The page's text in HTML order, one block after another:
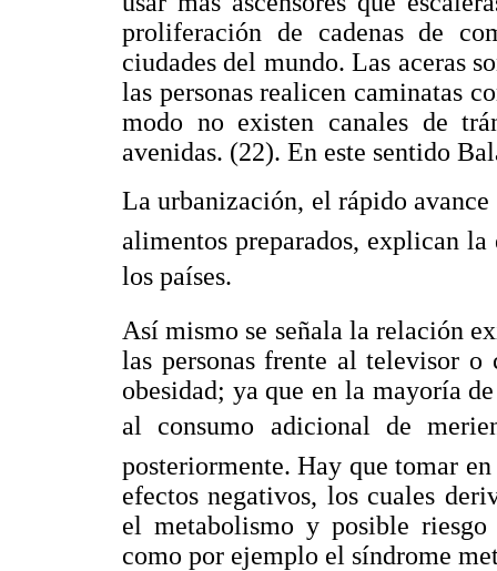
proliferación de cadenas de
ciudades del mundo. Las aceras
las personas realicen caminatas
modo no existen canales de
avenidas. (22). En este sentido
La urbanización, el rápido
alimentos preparados, explican
los países.
Así mismo se señala la relación
las personas frente al televisor
obesidad; ya que en la mayoría
al consumo adicional de
posteriormente. Hay que tomar
efectos negativos, los cuales
el metabolismo y posible riesgo
como por ejemplo el síndrome